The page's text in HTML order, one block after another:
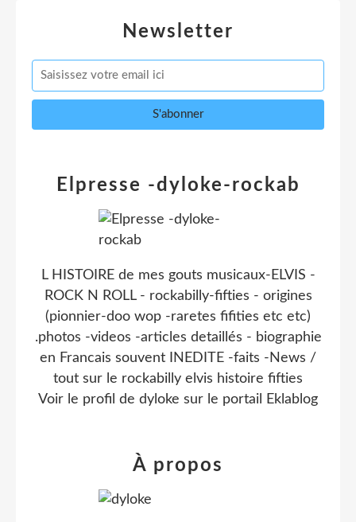
Newsletter
Elpresse -dyloke-rockab
L HISTOIRE de mes gouts musicaux-ELVIS -
ROCK N ROLL - rockabilly-fifties - origines
(pionnier-doo wop -raretes fifities etc etc)
.photos -videos -articles detaillés - biographie
en Francais souvent INEDITE -faits -News /
tout sur le rockabilly elvis histoire fifties
Voir le profil de dyloke sur le portail Eklablog
À propos